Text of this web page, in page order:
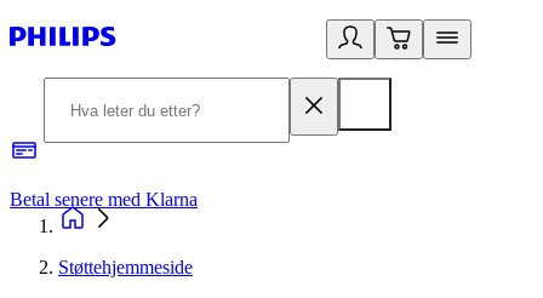
Betal senere med Klarna
Støttehjemmeside